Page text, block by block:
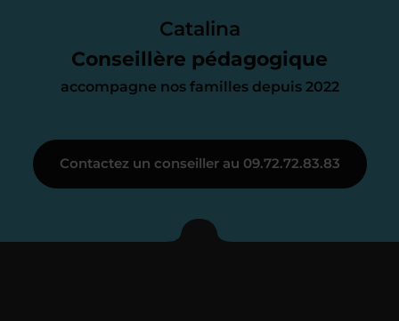
Catalina
Conseillère pédagogique
accompagne nos familles depuis 2022
parfait. À partir de maintenant nous
nous occupons de tout.
Je vous présente votre
enseignant sous 72
Contactez un conseiller au 09.72.72.83.83